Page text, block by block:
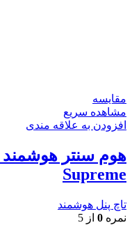
مقایسه
مشاهده سریع
افزودن به علاقه مندی
Supreme
تاچ پنل هوشمند
نمره 0 از 5